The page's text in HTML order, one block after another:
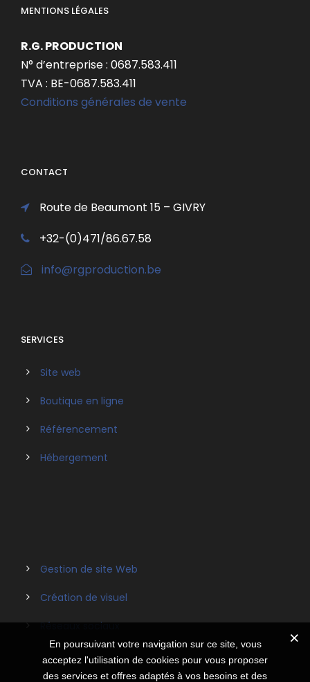
MENTIONS LÉGALES
R.G. PRODUCTION
N° d’entreprise : 0687.583.411
TVA : BE-0687.583.411
Conditions générales de vente
CONTACT
Route de Beaumont 15 – GIVRY
+32-(0)471/86.67.58
info@rgproduction.be
SERVICES
Site web
Boutique en ligne
Référencement
Hébergement
Gestion de site Web
Création de visuel
Réseaux sociaux
En poursuivant votre navigation sur ce site, vous
acceptez l'utilisation de cookies pour vous proposer
des services et offres adaptés à vos besoins et des